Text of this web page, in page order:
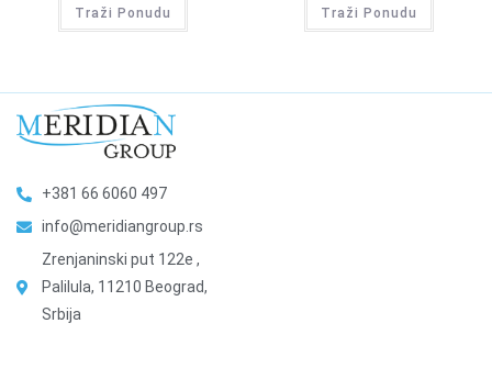
Traži Ponudu Traži Ponudu
+381 66 6060 497
info@meridiangroup.rs
Zrenjaninski put 122e ,
Palilula, 11210 Beograd,
Srbija